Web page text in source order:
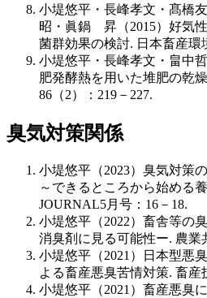
小堤悠平・長峰孝文・髙橋
昭・眞鍋 昇（2015）好気
菌群効果の検討. 日本畜産環
小堤悠平・長峰孝文・畠中
肥発酵熱を用いた堆肥の乾
86（2）：219－227.
臭気対策関係
小堤悠平（2023）臭気対策
～できるところから始める
JOURNAL5月号：16－18.
小堤悠平（2022）畜舎等の
消臭剤に見る可能性ー. 農業
小堤悠平（2021）日本型悪
よる畜産悪臭苦情対策. 畜産
小堤悠平（2021）畜産悪臭